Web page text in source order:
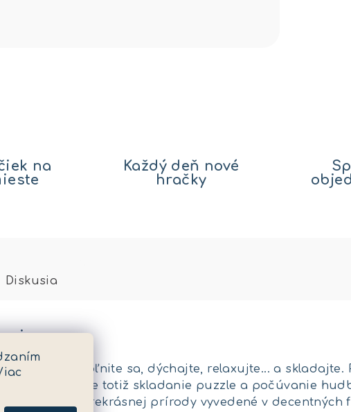
na
Každý deň nové
hračky
Diskusia
meditácia. Uvoľnite sa, dýchajte, relaxujte... a skladajte.
Kombinuje totiž skladanie puzzle a počúvanie
obrázky prekrásnej prírody vyvedené v